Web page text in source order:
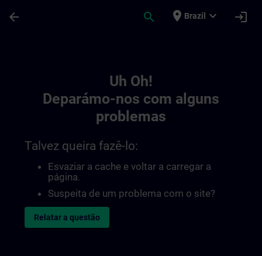
arrow_back search place Brazil expand_more login
Uh Oh!
Deparámo-nos com alguns
problemas
Talvez queira fazê-lo:
Esvaziar a cache e voltar a carregar a
página.
Suspeita de um problema com o site?
Relatar a questão